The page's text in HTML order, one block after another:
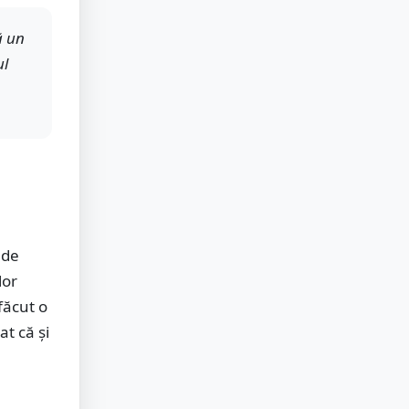
un
o
că și